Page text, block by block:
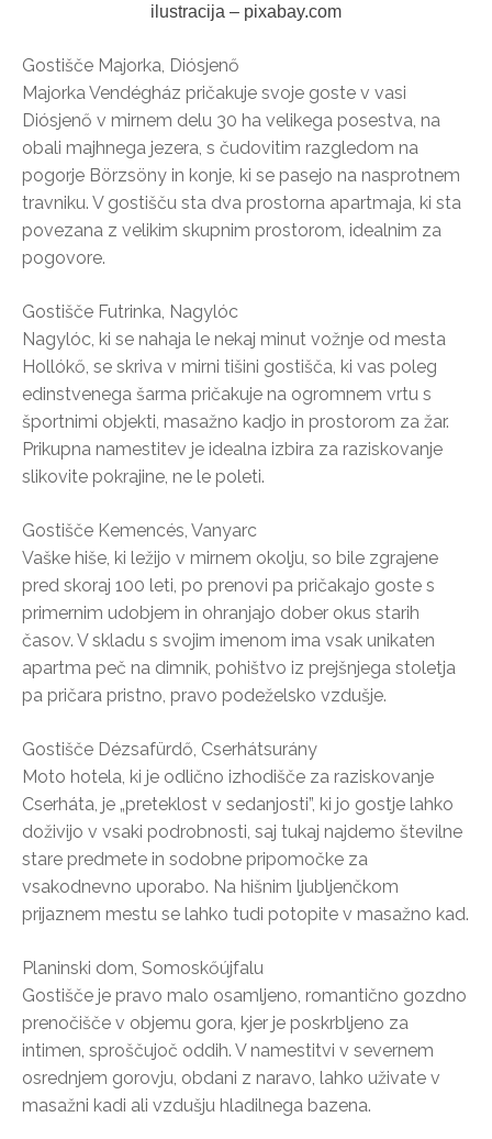
ilustracija – pixabay.com
Gostišče Majorka, Diósjenő
Majorka Vendégház pričakuje svoje goste v vasi
Diósjenő v mirnem delu 30 ha velikega posestva, na
obali majhnega jezera, s čudovitim razgledom na
pogorje Börzsöny in konje, ki se pasejo na nasprotnem
travniku. V gostišču sta dva prostorna apartmaja, ki sta
povezana z velikim skupnim prostorom, idealnim za
pogovore.
Gostišče Futrinka, Nagylóc
Nagylóc, ki se nahaja le nekaj minut vožnje od mesta
Hollókő, se skriva v mirni tišini gostišča, ki vas poleg
edinstvenega šarma pričakuje na ogromnem vrtu s
športnimi objekti, masažno kadjo in prostorom za žar.
Prikupna namestitev je idealna izbira za raziskovanje
slikovite pokrajine, ne le poleti.
Gostišče Kemencés, Vanyarc
Vaške hiše, ki ležijo v mirnem okolju, so bile zgrajene
pred skoraj 100 leti, po prenovi pa pričakajo goste s
primernim udobjem in ohranjajo dober okus starih
časov. V skladu s svojim imenom ima vsak unikaten
apartma peč na dimnik, pohištvo iz prejšnjega stoletja
pa pričara pristno, pravo podeželsko vzdušje.
Gostišče Dézsafürdő, Cserhátsurány
Moto hotela, ki je odlično izhodišče za raziskovanje
Cserháta, je „preteklost v sedanjosti”, ki jo gostje lahko
doživijo v vsaki podrobnosti, saj tukaj najdemo številne
stare predmete in sodobne pripomočke za
vsakodnevno uporabo. Na hišnim ljubljenčkom
prijaznem mestu se lahko tudi potopite v masažno kad.
Planinski dom, Somoskőújfalu
Gostišče je pravo malo osamljeno, romantično gozdno
prenočišče v objemu gora, kjer je poskrbljeno za
intimen, sproščujoč oddih. V namestitvi v severnem
osrednjem gorovju, obdani z naravo, lahko uživate v
masažni kadi ali vzdušju hladilnega bazena.